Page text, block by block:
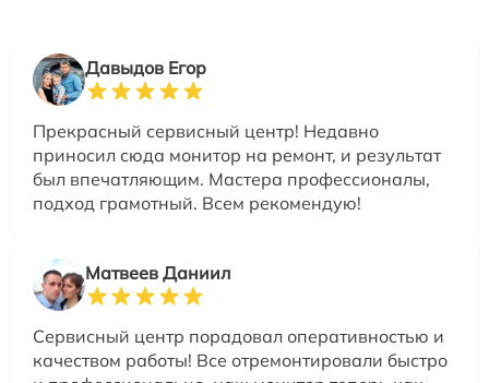
Давыдов Егор
Прекрасный сервисный центр! Недавно
приносил сюда монитор на ремонт, и результат
был впечатляющим. Мастера профессионалы,
подход грамотный. Всем рекомендую!
Матвеев Даниил
Сервисный центр порадовал оперативностью и
качеством работы! Все отремонтировали быстро